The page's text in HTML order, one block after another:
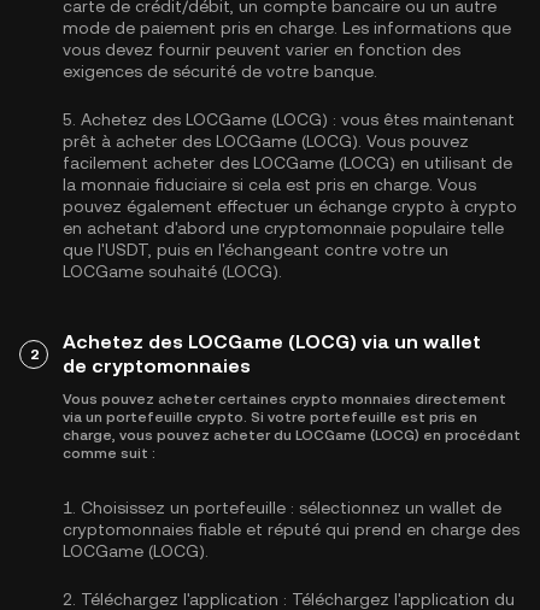
carte de crédit/débit, un compte bancaire ou un autre
mode de paiement pris en charge. Les informations que
vous devez fournir peuvent varier en fonction des
exigences de sécurité de votre banque.
5. Achetez des LOCGame (LOCG) : vous êtes maintenant
prêt à acheter des LOCGame (LOCG). Vous pouvez
facilement acheter des LOCGame (LOCG) en utilisant de
la monnaie fiduciaire si cela est pris en charge. Vous
pouvez également effectuer un échange crypto à crypto
en achetant d'abord une cryptomonnaie populaire telle
que l'USDT , puis en l'échangeant contre votre un
LOCGame souhaité (LOCG).
2
Achetez des LOCGame (LOCG) via un wallet
de cryptomonnaies
Vous pouvez acheter certaines crypto monnaies directement
via un portefeuille crypto. Si votre portefeuille est pris en
charge, vous pouvez acheter du LOCGame (LOCG) en procédant
comme suit :
1. Choisissez un portefeuille : sélectionnez un wallet de
cryptomonnaies fiable et réputé qui prend en charge des
LOCGame (LOCG).
2. Téléchargez l'application : Téléchargez l'application du